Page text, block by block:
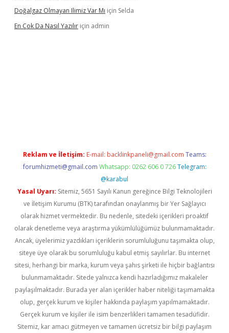
Doğalgaz Olmayan Ilimiz Var Mı için Selda
En Çok Da Nasıl Yazılır için admin
Reklam ve İletişim: E-mail: backlinkpaneli@gmail.com Teams:
forumhizmeti@gmail.com Whatsapp: 0262 606 0 726 Telegram:
@karabul
Yasal Uyarı: Sitemiz, 5651 Sayılı Kanun gereğince Bilgi Teknolojileri
ve İletişim Kurumu (BTK) tarafından onaylanmış bir Yer Sağlayıcı
olarak hizmet vermektedir. Bu nedenle, sitedeki içerikleri proaktif
olarak denetleme veya araştırma yükümlülüğümüz bulunmamaktadır.
Ancak, üyelerimiz yazdıkları içeriklerin sorumluluğunu taşımakta olup,
siteye üye olarak bu sorumluluğu kabul etmiş sayılırlar. Bu internet
sitesi, herhangi bir marka, kurum veya şahıs şirketi ile hiçbir bağlantısı
bulunmamaktadır. Sitede yalnızca kendi hazırladığımız makaleler
paylaşılmaktadır. Burada yer alan içerikler haber niteliği taşımamakta
olup, gerçek kurum ve kişiler hakkında paylaşım yapılmamaktadır.
Gerçek kurum ve kişiler ile isim benzerlikleri tamamen tesadüfidir.
Sitemiz, kar amacı gütmeyen ve tamamen ücretsiz bir bilgi paylaşım